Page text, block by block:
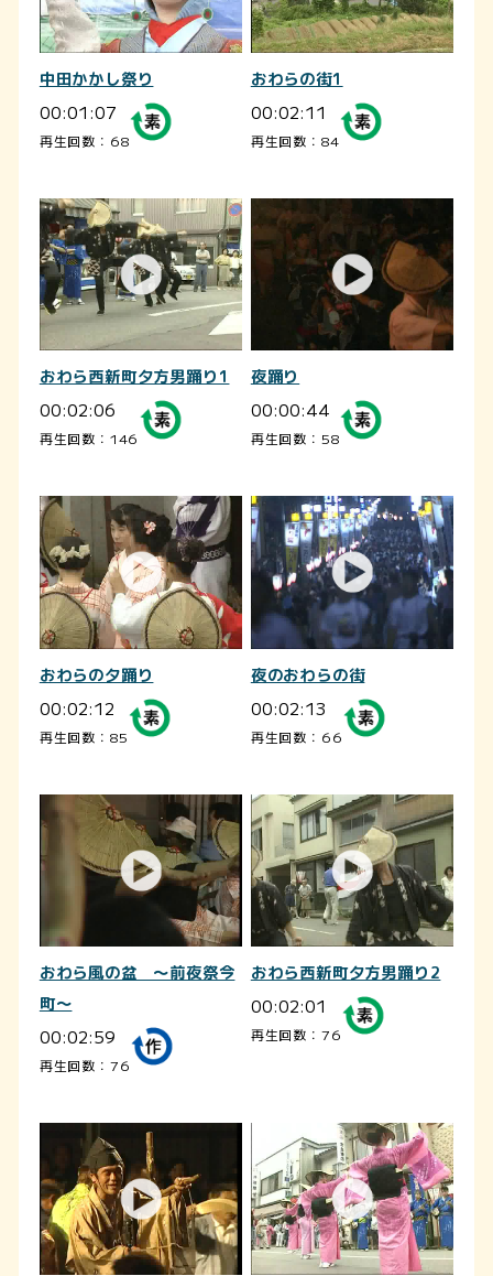
中田かかし祭り
00:01:07
再生回数：68
おわらの街1
00:02:11
再生回数：84
おわら西新町夕方男踊り1
00:02:06
再生回数：146
夜踊り
00:00:44
再生回数：58
おわらの夕踊り
00:02:12
再生回数：85
夜のおわらの街
00:02:13
再生回数：66
おわら風の盆 ～前夜祭今
町～
00:02:59
再生回数：76
おわら西新町夕方男踊り2
00:02:01
再生回数：76